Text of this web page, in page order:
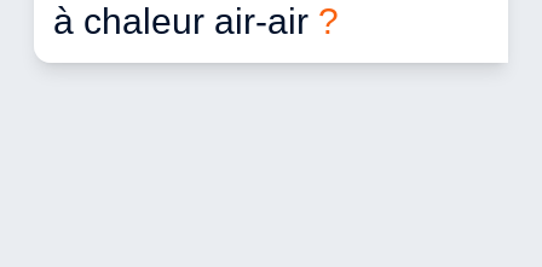
à chaleur air-air ?